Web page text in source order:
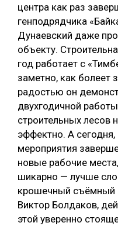
центра как раз
генподрядчика
Дунаевский даже
объекту.
год работает с
заметно, как болеет
радостью он
двухгодичной
строительных лесов
эффектно. А
мероприятия
новые рабочие
шикарно — лучше
крошечный съёмный
Виктор Болдаков,
этой уверенно